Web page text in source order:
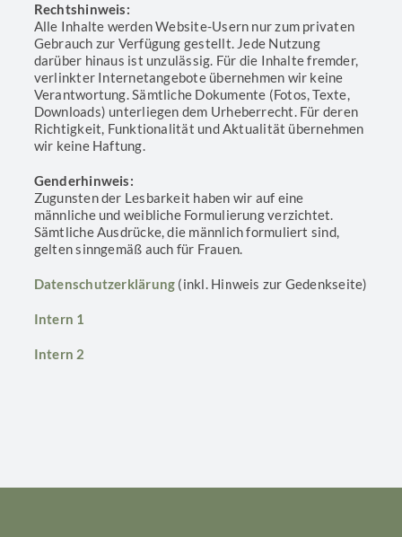
Rechtshinweis:
Alle Inhalte werden Website-Usern nur zum privaten
Gebrauch zur Verfügung gestellt. Jede Nutzung
darüber hinaus ist unzulässig. Für die Inhalte fremder,
verlinkter Internetangebote übernehmen wir keine
Verantwortung. Sämtliche Dokumente (Fotos, Texte,
Downloads) unterliegen dem Urheberrecht. Für deren
Richtigkeit, Funktionalität und Aktualität übernehmen
wir keine Haftung.
Genderhinweis:
Zugunsten der Lesbarkeit haben wir auf eine
männliche und weibliche Formulierung verzichtet.
Sämtliche Ausdrücke, die männlich formuliert sind,
gelten sinngemäß auch für Frauen.
Datenschutzerklärung (inkl. Hinweis zur Gedenkseite)
Intern 1
Intern 2